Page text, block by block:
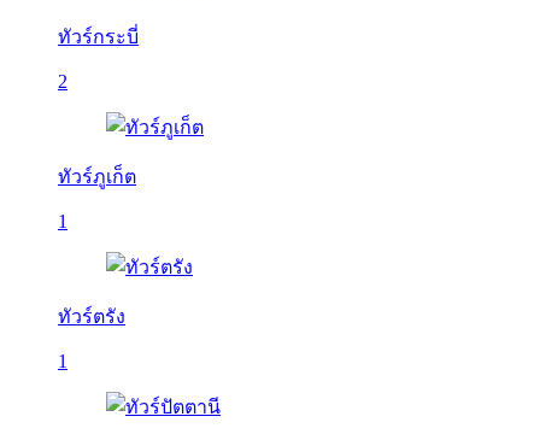
ทัวร์กระบี่
2
ทัวร์ภูเก็ต
1
ทัวร์ตรัง
1